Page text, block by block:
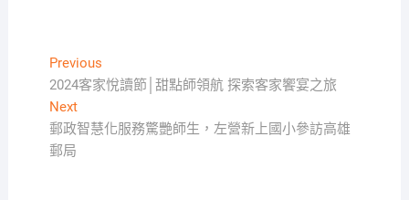
文
章
導
覽
PreviousPrevious
post:
2024客家悅讀節│甜點師領航 探索客家饗宴之旅
NextNext
post:
郵政智慧化服務驚艷師生，左營新上國小參訪高雄
郵局